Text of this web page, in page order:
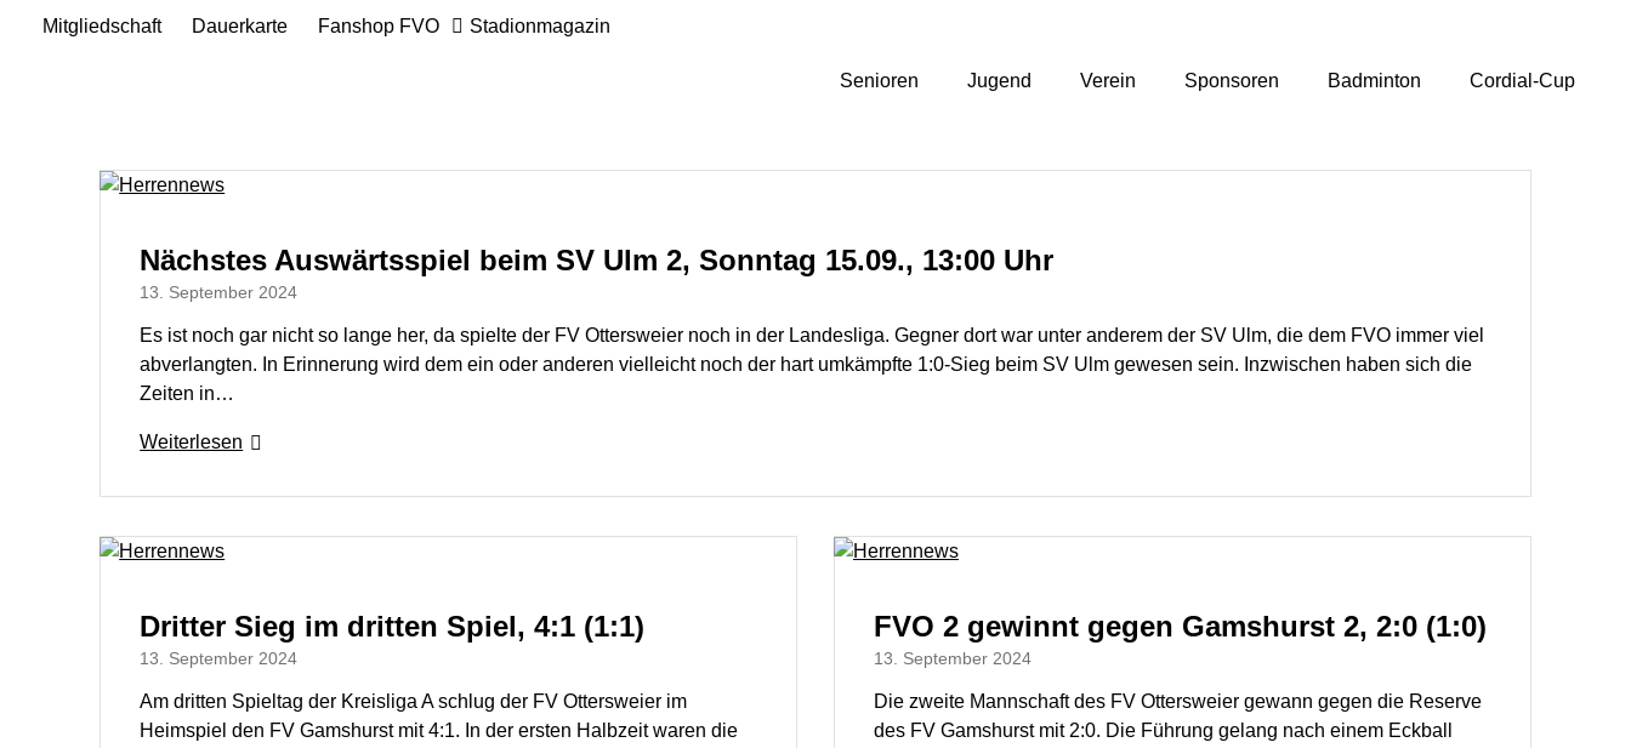
Mitgliedschaft Dauerkarte Fanshop FVO Stadionmagazin
Senioren Jugend Verein Sponsoren Badminton Cordial-Cup
Nächstes Auswärtsspiel beim SV Ulm 2, Sonntag 15.09., 13:00 Uhr
13. September 2024
Es ist noch gar nicht so lange her, da spielte der FV Ottersweier noch in der Landesliga. Gegner dort war unter anderem der SV Ulm, die dem FVO immer viel
abverlangten. In Erinnerung wird dem ein oder anderen vielleicht noch der hart umkämpfte 1:0-Sieg beim SV Ulm gewesen sein. Inzwischen haben sich die
Zeiten in…
Weiterlesen
Dritter Sieg im dritten Spiel, 4:1 (1:1)
13. September 2024
Am dritten Spieltag der Kreisliga A schlug der FV Ottersweier im
Heimspiel den FV Gamshurst mit 4:1. In der ersten Halbzeit waren die
FVO 2 gewinnt gegen Gamshurst 2, 2:0 (1:0)
13. September 2024
Die zweite Mannschaft des FV Ottersweier gewann gegen die Reserve
des FV Gamshurst mit 2:0. Die Führung gelang nach einem Eckball